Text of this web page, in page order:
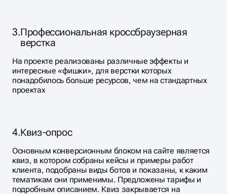
3.Профессиональная кроссбраузерная
верстка
На проекте реализованы различные эффекты и
интересные «фишки», для верстки которых
понадобилось больше ресурсов, чем на стандартных
проектах
4.Квиз-опрос
Основным конверсионным блоком на сайте является
квиз, в котором собраны кейсы и примеры работ
клиента, подобраны виды ботов и показаны, к каким
тематикам они применимы. Предложены тарифы и
подробным описанием. Квиз закрывается на